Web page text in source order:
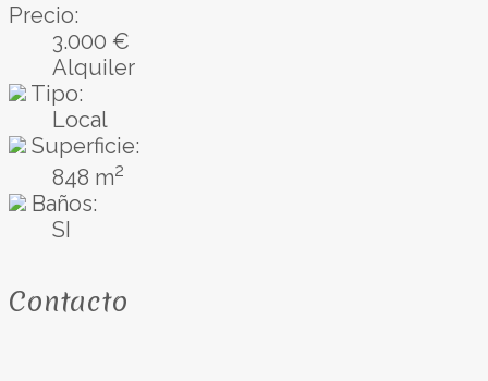
Precio:
3.000 €
Alquiler
Tipo:
Local
Superficie:
848 m2
Baños:
SI
Contacto